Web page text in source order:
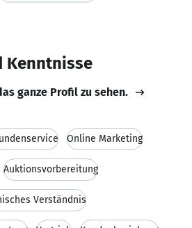
Kenntnisse
ganze Profil zu sehen.
Online Marketing
Auktionsvorbereitung
Verständnis